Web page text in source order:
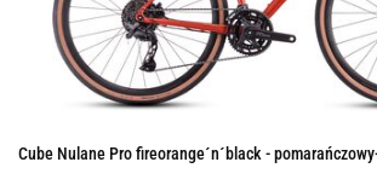
Cube Nulane Pro fireorange´n´black -